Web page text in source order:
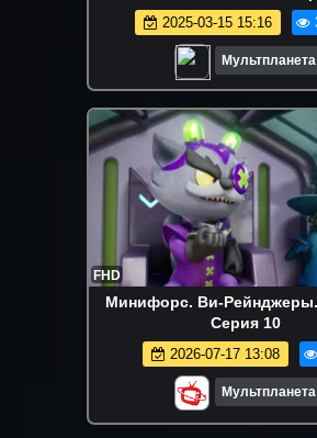
2025-03-15 15:16
Мультпланета
FHD
Минифорс. Ви-Рейнджеры.
Серия 10
2026-07-17 13:08
Мультпланета